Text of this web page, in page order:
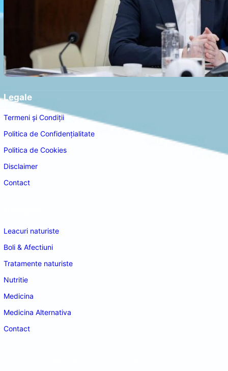
Legale
Termeni și Condiții
Politica de Confidențialitate
Politica de Cookies
Disclaimer
Contact
Leacuri naturiste
Boli & Afectiuni
Tratamente naturiste
Nutritie
Medicina
Medicina Alternativa
Contact